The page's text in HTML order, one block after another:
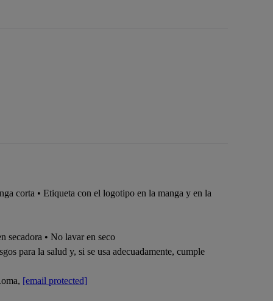
corta • Etiqueta con el logotipo en la manga y en la
secadora • No lavar en seco
para la salud y, si se usa adecuadamente, cumple
[email protected]